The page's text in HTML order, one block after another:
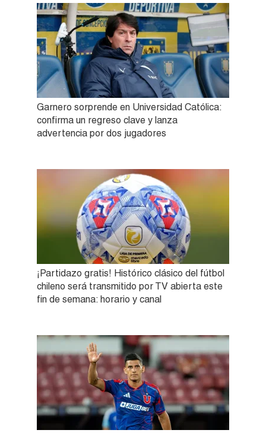
Garnero sorprende en Universidad Católica:
confirma un regreso clave y lanza
advertencia por dos jugadores
¡Partidazo gratis! Histórico clásico del fútbol
chileno será transmitido por TV abierta este
fin de semana: horario y canal